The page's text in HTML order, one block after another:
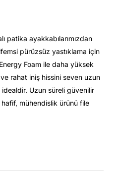
patika ayakkabılarımızdan
pürüzsüz yastıklama için
Foam ile daha yüksek
rahat iniş hissini seven uzun
Uzun süreli güvenilir
mühendislik ürünü file